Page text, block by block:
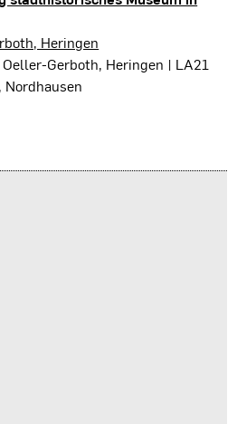
Heringen
Gerboth, Heringen | LA21